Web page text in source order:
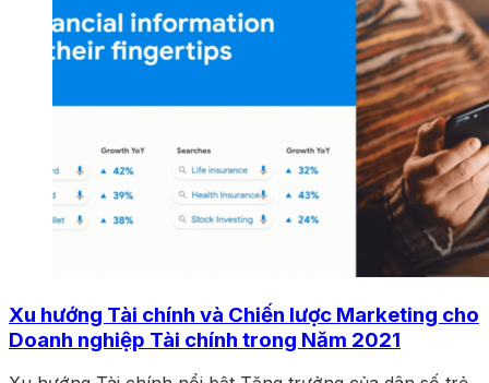
Xu hướng Tài chính và Chiến lược Marketing cho
Doanh nghiệp Tài chính trong Năm 2021